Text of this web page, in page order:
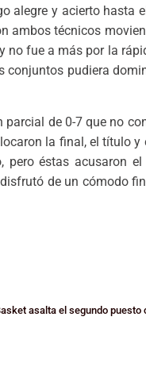
alegre y acierto hasta
ambos técnicos
no fue a más por la
pudiera
de 0-7 que no
la final, el título y
pero éstas acusaron
de un cómodo
asalta el segundo